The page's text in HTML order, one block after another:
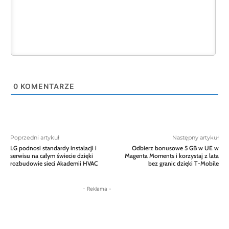
0 KOMENTARZE
Poprzedni artykuł
LG podnosi standardy instalacji i
serwisu na całym świecie dzięki
rozbudowie sieci Akademii HVAC
Następny artykuł
Odbierz bonusowe 5 GB w UE w
Magenta Moments i korzystaj z lata
bez granic dzięki T-Mobile
- Reklama -